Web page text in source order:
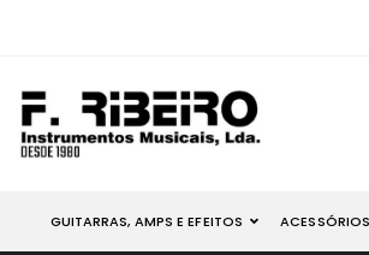
GUITARRAS, AMPS E EFEITOS